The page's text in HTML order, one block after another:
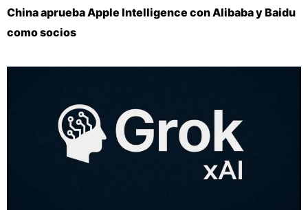
China aprueba Apple Intelligence con Alibaba y Baidu
como socios